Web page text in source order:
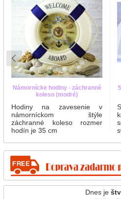
Dnes je
Námornícke hodiny - záchranné
koleso (modré)
Hodiny na zavesenie v
námorníckom štýle
záchranné koleso rozmer
hodín je 35 cm